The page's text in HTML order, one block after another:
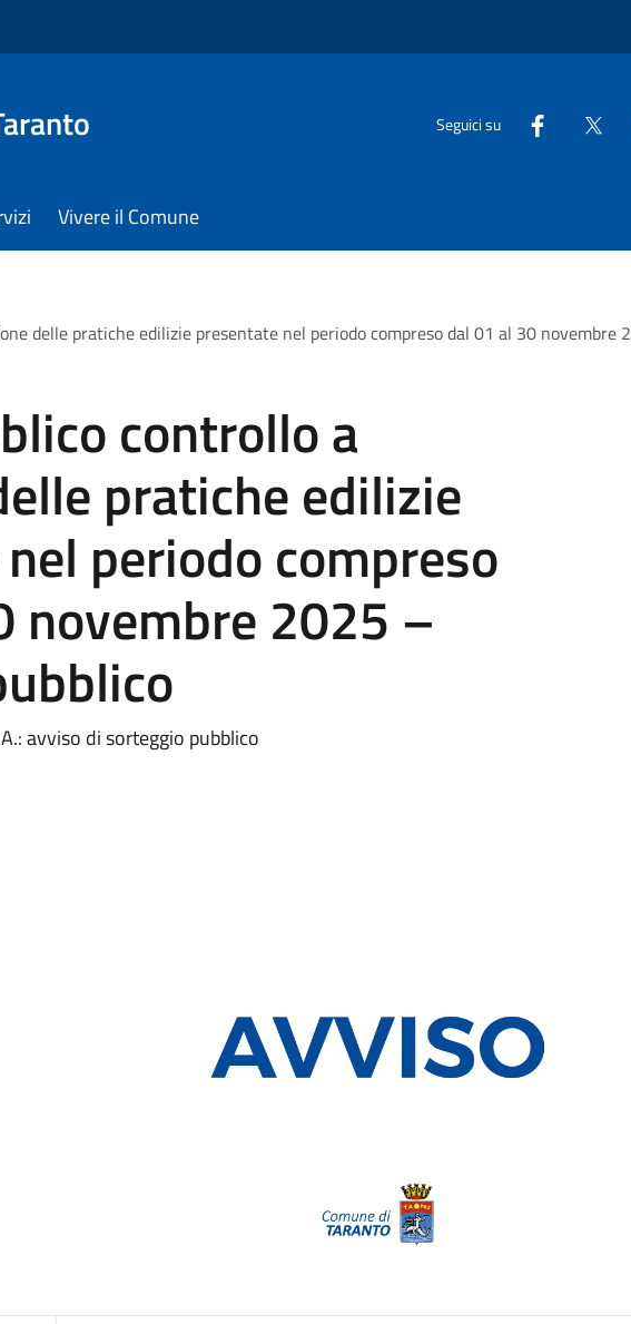
Seguici su
Vivere il Comune
delle pratiche edilizie presentate nel periodo compreso dal 01 al 30 novembre
controllo a
pratiche edilizie
periodo compreso
novembre 2025 –
avviso di sorteggio pubblico